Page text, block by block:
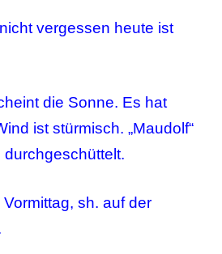
vergessen heute ist
die Sonne. Es hat
ist stürmisch. „Maudolf“
sh. auf der